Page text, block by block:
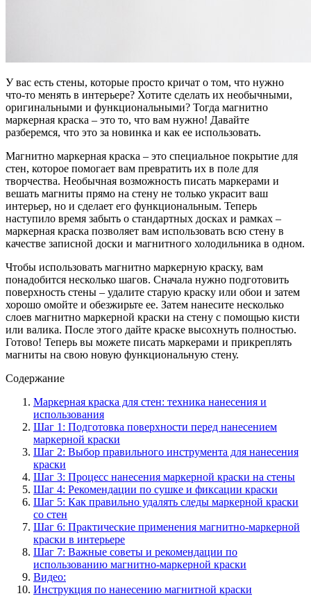
У вас есть стены, которые просто кричат о том, что нужно
что-то менять в интерьере? Хотите сделать их необычными,
оригинальными и функциональными? Тогда магнитно
маркерная краска – это то, что вам нужно! Давайте
разберемся, что это за новинка и как ее использовать.
Магнитно маркерная краска – это специальное покрытие для
стен, которое помогает вам превратить их в поле для
творчества. Необычная возможность писать маркерами и
вешать магниты прямо на стену не только украсит ваш
интерьер, но и сделает его функциональным. Теперь
наступило время забыть о стандартных досках и рамках –
маркерная краска позволяет вам использовать всю стену в
качестве записной доски и магнитного холодильника в одном.
Чтобы использовать магнитно маркерную краску, вам
понадобится несколько шагов. Сначала нужно подготовить
поверхность стены – удалите старую краску или обои и затем
хорошо омойте и обезжирьте ее. Затем нанесите несколько
слоев магнитно маркерной краски на стену с помощью кисти
или валика. После этого дайте краске высохнуть полностью.
Готово! Теперь вы можете писать маркерами и прикреплять
магниты на свою новую функциональную стену.
Содержание
Маркерная краска для стен: техника нанесения и
использования
Шаг 1: Подготовка поверхности перед нанесением
маркерной краски
Шаг 2: Выбор правильного инструмента для нанесения
краски
Шаг 3: Процесс нанесения маркерной краски на стены
Шаг 4: Рекомендации по сушке и фиксации краски
Шаг 5: Как правильно удалять следы маркерной краски
со стен
Шаг 6: Практические применения магнитно-маркерной
краски в интерьере
Шаг 7: Важные советы и рекомендации по
использованию магнитно-маркерной краски
Видео:
Инструкция по нанесению магнитной краски